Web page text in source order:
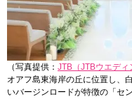
（写真提供： JTB（JTBウエディ
オアフ島東海岸の丘に位置し、
いバージンロードが特徴の「セ